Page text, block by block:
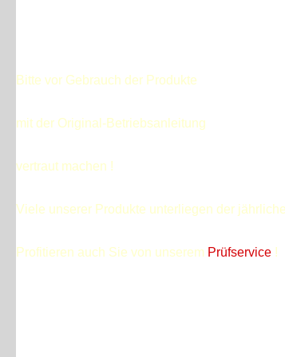
Bitte vor Gebrauch der Produkte
mit der Original-Betriebsanleitung
vertraut machen !
Viele unserer Produkte unterliegen der
Profitieren auch Sie von unserem Prüfservice !